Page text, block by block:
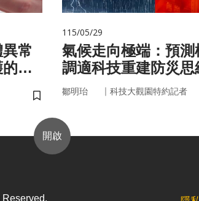
常
未
儲存書籤
115/05/29
氣候走向極端：預測
調適科技重建防災思
鄒明珆 ｜ 科技大觀園特約記者
開啟